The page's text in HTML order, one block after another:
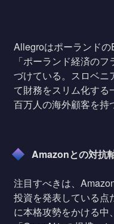
Allegroはポーランド
「ポーランド経済の
づけている。スロベニ
て財務をスリム化する
百万人の海外顧客を持
Amazonとの対抗
注目すべきは、
投資を発表している点
に本格攻勢をかける